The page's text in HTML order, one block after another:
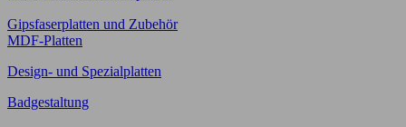
Gipsfaserplatten und Zubehör
MDF-Platten
Design- und Spezialplatten
Badgestaltung